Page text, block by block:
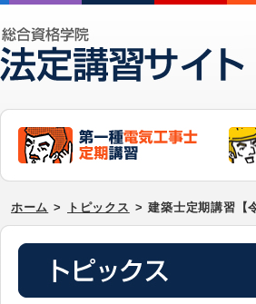
ホーム > トピックス > 建築士定期講習【